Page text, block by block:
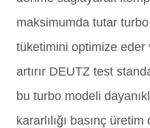
maksimumda tutar
tüketimini optimize eder
artırır DEUTZ test
bu turbo modeli
kararlılığı basınç